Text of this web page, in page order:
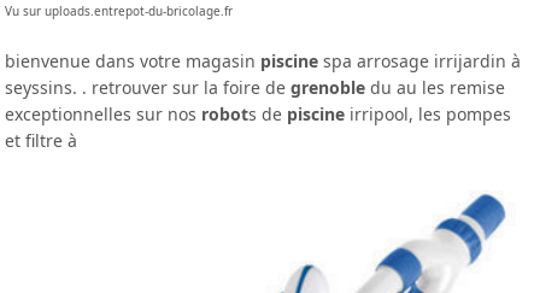
Vu sur uploads.entrepot-du-bricolage.fr
bienvenue dans votre magasin piscine spa arrosage irrijardin à
seyssins. . retrouver sur la foire degrenoble du au les remise
exceptionnelles sur nos robots de piscine irripool, les pompes
et filtre à